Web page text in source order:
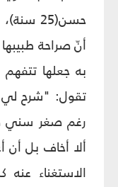
أنّ صراحة
به جعلها
تقول: "شرح لي
رغم صغر سني
ألا أخاف بل أن
الاستغناء